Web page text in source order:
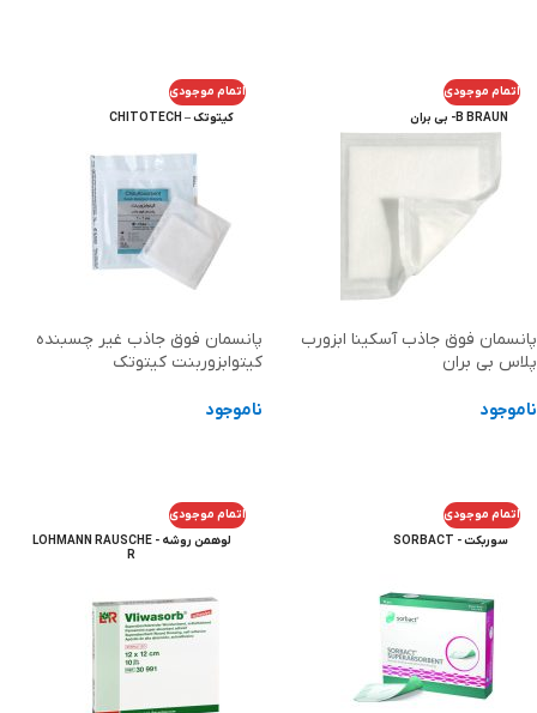
اتمام موجودی
B BRAUN- بی بران
پانسمان فوق جاذب آسکینا ابزورب
پلاس بی بران
ناموجود
اتمام موجودی
کیتوتک – CHITOTECH
پانسمان فوق جاذب غیر چسبنده
کیتوابزوربنت کیتوتک
ناموجود
اتمام موجودی
سوربکت - SORBACT
اتمام موجودی
لوهمن روشه - LOHMANN RAUSCHE
R